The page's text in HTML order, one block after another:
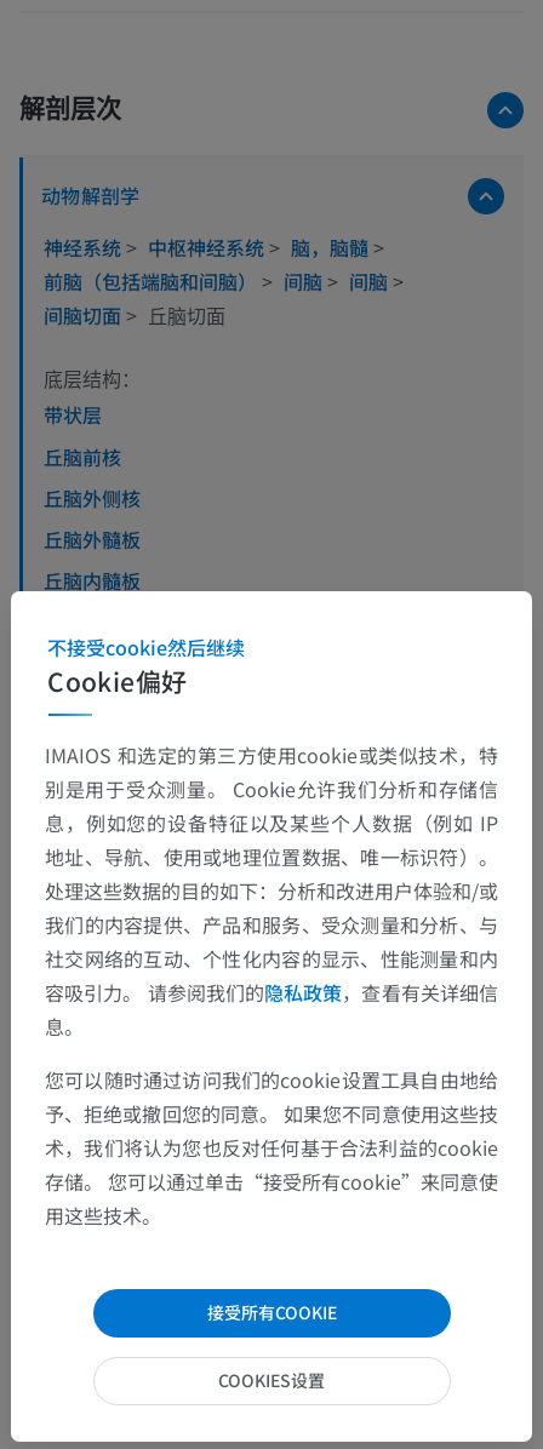
解剖层次
动物解剖学
神经系统> 中枢神经系统> 脑，脑髓>
前脑（包括端脑和间脑） > 间脑 > 间脑 >
间脑切面 > 丘脑切面
底层结构：
带状层
丘脑前核
丘脑外侧核
丘脑外髓板
丘脑内髓板
丘脑背内侧核
查看更多
翻译
发现错误？
欢迎提出更正、翻译或内容改进的建议。
检举错误
下载APP
Cookie偏好
不接受cookie然后继续
IMAIOS 和选定的第三方使用cookie或类似技术，特
别是用于受众测量。 Cookie允许我们分析和存储信
息，例如您的设备特征以及某些个人数据（例如 IP
地址、导航、使用或地理位置数据、唯一标识符）。
处理这些数据的目的如下：分析和改进用户体验和/或
我们的内容提供、产品和服务、受众测量和分析、与
社交网络的互动、个性化内容的显示、性能测量和内
容吸引力。 请参阅我们的隐私政策，查看有关详细信
息。
您可以随时通过访问我们的cookie设置工具自由地给
予、拒绝或撤回您的同意。 如果您不同意使用这些技
术，我们将认为您也反对任何基于合法利益的cookie
存储。 您可以通过单击“接受所有cookie”来同意使
用这些技术。
接受所有COOKIE
COOKIES设置